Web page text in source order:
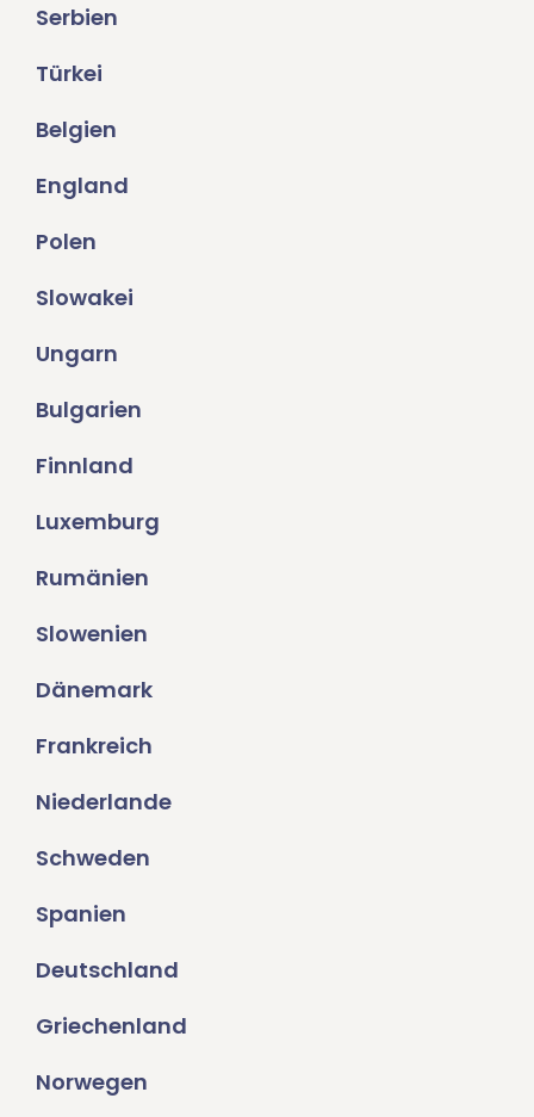
Serbien
Türkei
Belgien
England
Polen
Slowakei
Ungarn
Bulgarien
Finnland
Luxemburg
Rumänien
Slowenien
Dänemark
Frankreich
Niederlande
Schweden
Spanien
Deutschland
Griechenland
Norwegen